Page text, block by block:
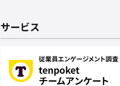
サービス